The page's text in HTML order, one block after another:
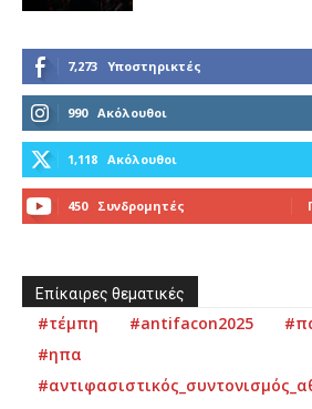
7,273 Υποστηρικτές
990 Ακόλουθοι
1,118 Ακόλουθοι
450 Συνδρομητές
Επίκαιρες θεματικές
#τέμπη #antifacon2025
#ηπα